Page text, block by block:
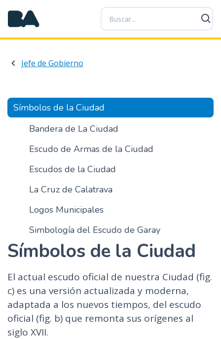
P
a
s
a
o
t
n
d
p
n
a
l
Jefe de Gobierno
Símbolos de la Ciudad
Bandera de La Ciudad
Escudo de Armas de la Ciudad
Escudos de la Ciudad
La Cruz de Calatrava
Logos Municipales
Simbología del Escudo de Garay
Símbolos de la Ciudad
El actual escudo oficial de nuestra Ciudad (fig.
c) es una versión actualizada y moderna,
adaptada a los nuevos tiempos, del escudo
oficial (fig. b) que remonta sus orígenes al
siglo XVII.